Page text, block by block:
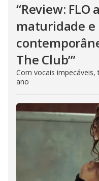
“Review: FLO
maturidade e
The Club’”
Com vocais
ano